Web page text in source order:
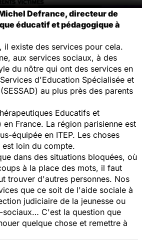
Defrance, directeur de
éducatif et pédagogique à
il existe des services pour cela.
aux services sociaux, à des
du nôtre qui ont des services en
d'Education Spécialisée et
au plus près des parents
Educatifs et
en France. La région parisienne est
équipée en ITEP. Les choses
loin du compte.
dans des situations bloquées, où
à la place des mots, il faut
trouver d'autres personnes. Nos
que ce soit de l'aide sociale à
judiciaire de la jeunesse ou
C'est la question que
quelque chose et remettre à